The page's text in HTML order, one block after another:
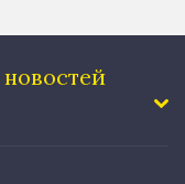
новостей